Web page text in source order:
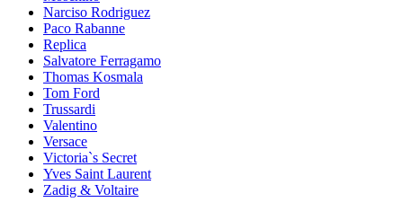
Narciso Rodriguez
Paco Rabanne
Replica
Salvatore Ferragamo
Thomas Kosmala
Tom Ford
Trussardi
Valentino
Versace
Victoria`s Secret
Yves Saint Laurent
Zadig & Voltaire